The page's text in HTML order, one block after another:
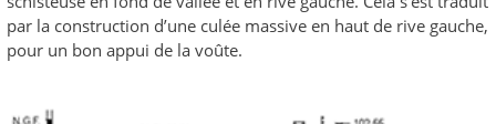
par la construction d’une culée massive en haut de rive gauche,
pour un bon appui de la voûte.